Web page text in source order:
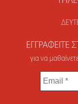
ΕΓΓΡΑΦΕΊΤΕ
για να
Email